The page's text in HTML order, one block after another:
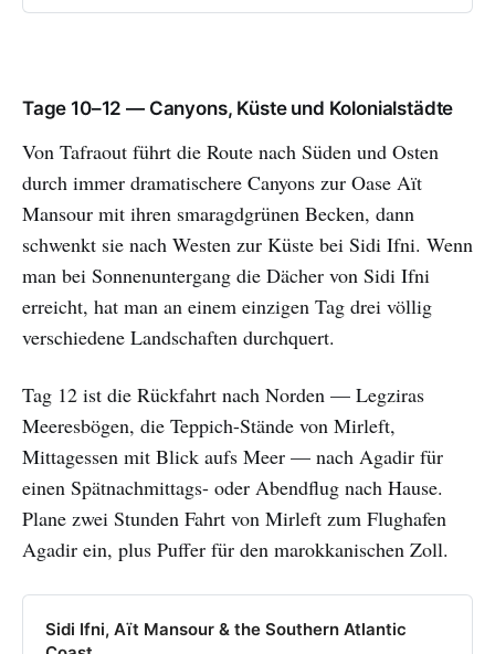
Tage 10–12 — Canyons, Küste und Kolonialstädte
Von Tafraout führt die Route nach Süden und Osten
durch immer dramatischere Canyons zur Oase Aït
Mansour mit ihren smaragdgrünen Becken, dann
schwenkt sie nach Westen zur Küste bei Sidi Ifni. Wenn
man bei Sonnenuntergang die Dächer von Sidi Ifni
erreicht, hat man an einem einzigen Tag drei völlig
verschiedene Landschaften durchquert.
Tag 12 ist die Rückfahrt nach Norden — Legziras
Meeresbögen, die Teppich-Stände von Mirleft,
Mittagessen mit Blick aufs Meer — nach Agadir für
einen Spätnachmittags- oder Abendflug nach Hause.
Plane zwei Stunden Fahrt von Mirleft zum Flughafen
Agadir ein, plus Puffer für den marokkanischen Zoll.
Sidi Ifni, Aït Mansour & the Southern Atlantic